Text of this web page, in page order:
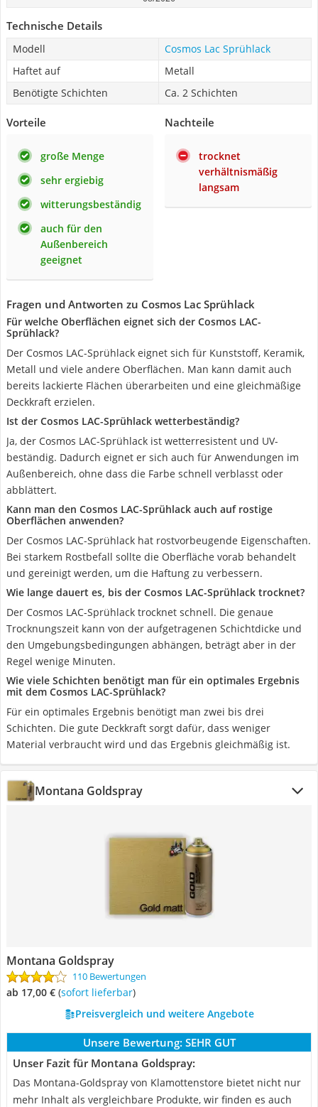
Technische Details
Modell
Cosmos Lac Sprühlack
Haftet auf
Metall
Benötigte Schichten
Ca. 2 Schichten
Vorteile
große Menge
sehr ergiebig
witterungsbeständig
auch für den
Außenbereich
geeignet
Nachteile
trocknet
verhältnismäßig
langsam
Fragen und Antworten zu Cosmos Lac Sprühlack
Für welche Oberflächen eignet sich der Cosmos LAC-
Sprühlack?
Der Cosmos LAC-Sprühlack eignet sich für Kunststoff, Keramik,
Metall und viele andere Oberflächen. Man kann damit auch
bereits lackierte Flächen überarbeiten und eine gleichmäßige
Deckkraft erzielen.
Ist der Cosmos LAC-Sprühlack wetterbeständig?
Ja, der Cosmos LAC-Sprühlack ist wetterresistent und UV-
beständig. Dadurch eignet er sich auch für Anwendungen im
Außenbereich, ohne dass die Farbe schnell verblasst oder
abblättert.
Kann man den Cosmos LAC-Sprühlack auch auf rostige
Oberflächen anwenden?
Der Cosmos LAC-Sprühlack hat rostvorbeugende Eigenschaften.
Bei starkem Rostbefall sollte die Oberfläche vorab behandelt
und gereinigt werden, um die Haftung zu verbessern.
Wie lange dauert es, bis der Cosmos LAC-Sprühlack trocknet?
Der Cosmos LAC-Sprühlack trocknet schnell. Die genaue
Trocknungszeit kann von der aufgetragenen Schichtdicke und
den Umgebungsbedingungen abhängen, beträgt aber in der
Regel wenige Minuten.
Wie viele Schichten benötigt man für ein optimales Ergebnis
mit dem Cosmos LAC-Sprühlack?
Für ein optimales Ergebnis benötigt man zwei bis drei
Schichten. Die gute Deckkraft sorgt dafür, dass weniger
Material verbraucht wird und das Ergebnis gleichmäßig ist.
Montana Goldspray
Montana Goldspray
110 Bewertungen
ab 17,00 € ( Sofort lieferbar)
Preisvergleich und weitere Angebote
Unsere Bewertung: SEHR GUT
Unser Fazit für Montana Goldspray:
Das Montana-Goldspray von Klamottenstore bietet nicht nur
mehr Inhalt als vergleichbare Produkte, wir finden es auch